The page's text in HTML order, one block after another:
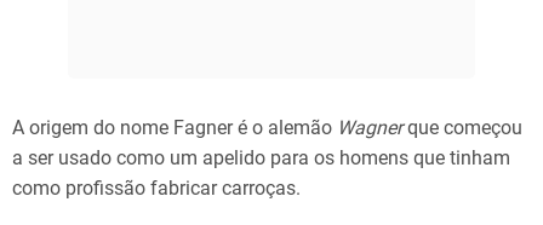
A origem do nome Fagner é o alemão Wagnerque começou
a ser usado como um apelido para os homens que tinham
como profissão fabricar carroças.